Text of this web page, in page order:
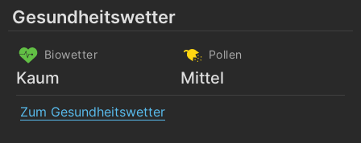
Gesundheitswetter
Biowetter
Kaum
Pollen
Mittel
Zum Gesundheitswetter